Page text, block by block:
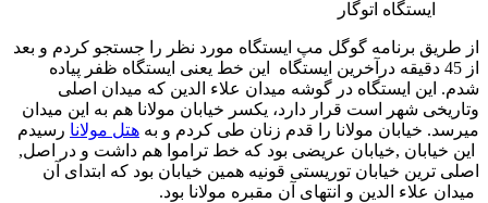
ایستگاه اتوگار
از طریق برنامه گوگل مپ ایستگاه مورد نظر را جستجو کردم و بعد
از 45 دقیقه درآخرین ایستگاه این خط یعنی ایستگاه ظفر پیاده
شدم. این ایستگاه در گوشه میدان علاء الدین که میدان اصلی
وتاریخی شهر است قرار دارد، یکسر خیابان مولانا هم به این میدان
میرسد. خیابان مولانا را قدم زنان طی کردم و به هتل مولانا رسیدم
این خیابان ,خیابان عریضی بود که خط تراموا هم داشت و در اصل,
اصلی ترین خیابان توریستی قونیه همین خیابان بود که ابتدای آن
میدان علاء الدین و انتهای آن مقبره مولانا بود.